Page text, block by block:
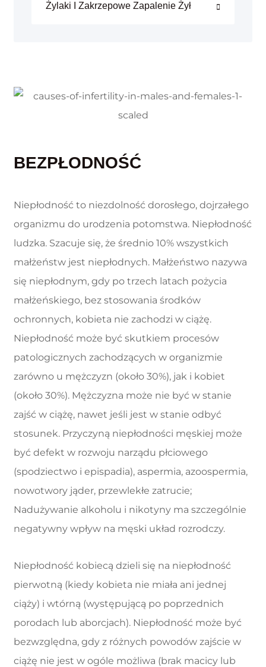
Żylaki I Zakrzepowe Zapalenie Żył
BEZPŁODNOŚĆ
Niepłodność to niezdolność dorosłego, dojrzałego
organizmu do urodzenia potomstwa. Niepłodność
ludzka. Szacuje się, że średnio 10% wszystkich
małżeństw jest niepłodnych. Małżeństwo nazywa
się niepłodnym, gdy po trzech latach pożycia
małżeńskiego, bez stosowania środków
ochronnych, kobieta nie zachodzi w ciążę.
Niepłodność może być skutkiem procesów
patologicznych zachodzących w organizmie
zarówno u mężczyzn (około 30%), jak i kobiet
(około 30%). Mężczyzna może nie być w stanie
zajść w ciążę, nawet jeśli jest w stanie odbyć
stosunek. Przyczyną niepłodności męskiej może
być defekt w rozwoju narządu płciowego
(spodziectwo i epispadia), aspermia, azoospermia,
nowotwory jąder, przewlekłe zatrucie;
Nadużywanie alkoholu i nikotyny ma szczególnie
negatywny wpływ na męski układ rozrodczy.
Niepłodność kobiecą dzieli się na niepłodność
pierwotną (kiedy kobieta nie miała ani jednej
ciąży) i wtórną (występującą po poprzednich
porodach lub aborcjach). Niepłodność może być
bezwzględna, gdy z różnych powodów zajście w
ciążę nie jest w ogóle możliwa (brak macicy lub